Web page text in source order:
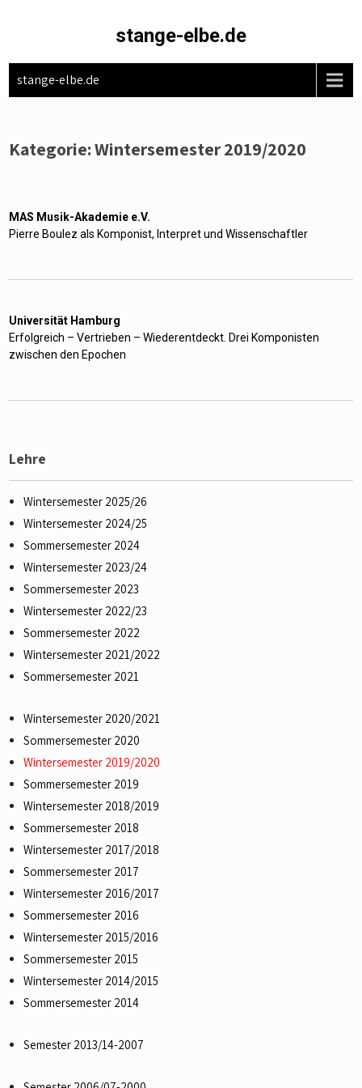
stange-elbe.de
stange-elbe.de
Kategorie:Wintersemester 2019/2020
MAS Musik-Akademie e.V.
Pierre Boulez als Komponist, Interpret und Wissenschaftler
Universität Hamburg
Erfolgreich – Vertrieben – Wiederentdeckt. Drei Komponisten
zwischen den Epochen
Lehre
Wintersemester 2025/26
Wintersemester 2024/25
Sommersemester 2024
Wintersemester 2023/24
Sommersemester 2023
Wintersemester 2022/23
Sommersemester 2022
Wintersemester 2021/2022
Sommersemester 2021
Wintersemester 2020/2021
Sommersemester 2020
Wintersemester 2019/2020
Sommersemester 2019
Wintersemester 2018/2019
Sommersemester 2018
Wintersemester 2017/2018
Sommersemester 2017
Wintersemester 2016/2017
Sommersemester 2016
Wintersemester 2015/2016
Sommersemester 2015
Wintersemester 2014/2015
Sommersemester 2014
Semester 2013/14-2007